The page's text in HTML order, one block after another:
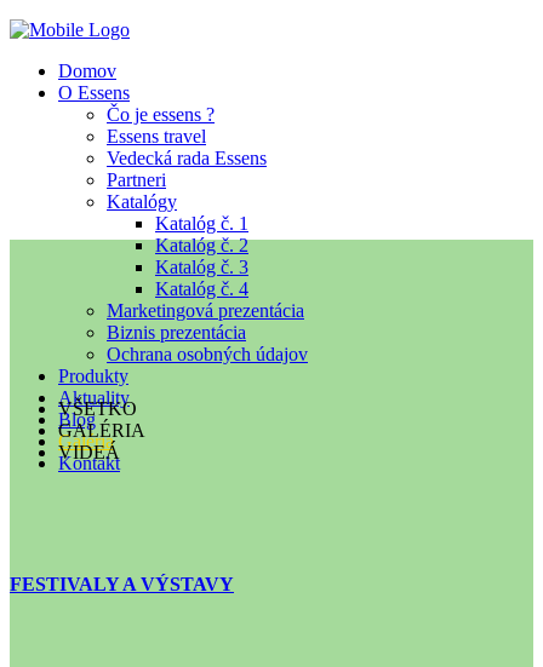
Domov
O Essens
Čo je essens ?
Essens travel
Vedecká rada Essens
Partneri
Katalógy
Katalóg č. 1
Katalóg č. 2
Katalóg č. 3
Katalóg č. 4
Marketingová prezentácia
Biznis prezentácia
Ochrana osobných údajov
Produkty
Aktuality
Blog
Galéria
Kontakt
VŠETKO
GALÉRIA
VIDEÁ
FESTIVALY A VÝSTAVY